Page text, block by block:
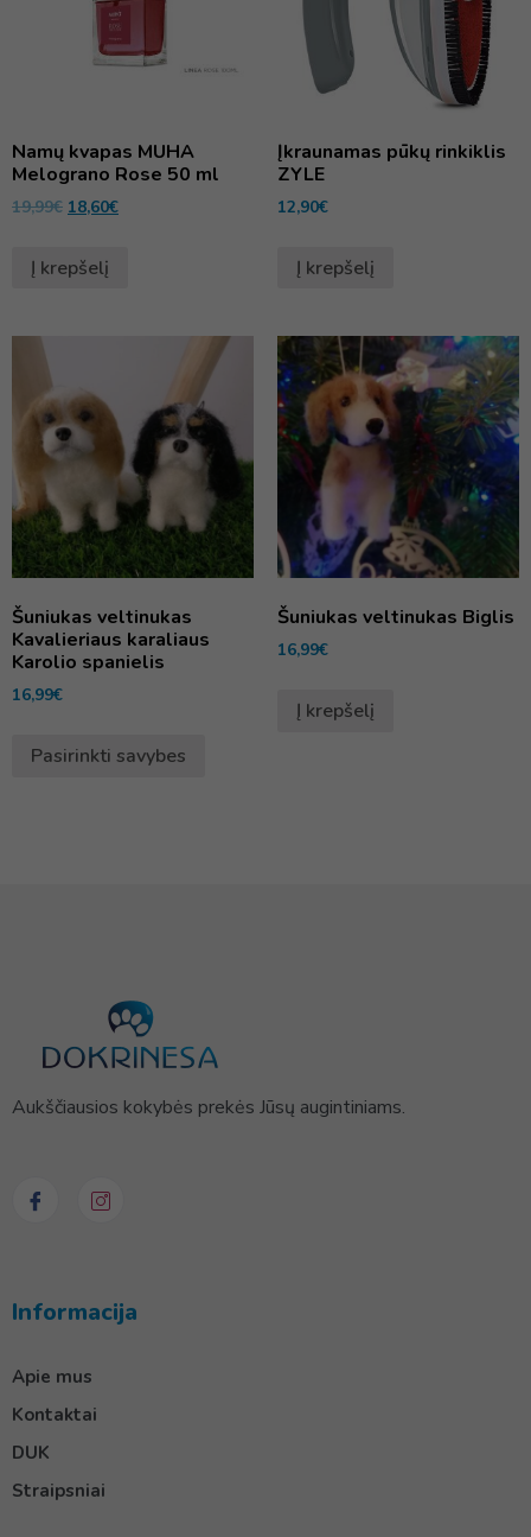
Namų kvapas MUHA
Melograno Rose 50 ml
19,99€ 18,60€
Į krepšelį
Įkraunamas pūkų rinkiklis
ZYLE
12,90€
Į krepšelį
Šuniukas veltinukas
Kavalieriaus karaliaus
Karolio spanielis
16,99€
Pasirinkti savybes
Šuniukas veltinukas Biglis
16,99€
Į krepšelį
Aukščiausios kokybės prekės Jūsų augintiniams.
Informacija
Apie mus
Kontaktai
DUK
Straipsniai